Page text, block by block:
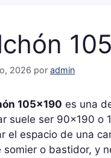
2026 por admin
105×190 es una
suele ser 90×190 o
el espacio de una
somier o bastidor, y